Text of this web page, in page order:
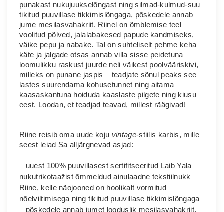
punakast nukujuukselõngast ning silmad-kulmud-suu
tikitud puuvillase tikkimislõngaga, põskedele annab
jume mesilasvahakriit. Riinel on õmblemise teel
voolitud põlved, jalalabakesed papude kandmiseks,
väike pepu ja nabake. Tal on suhteliselt pehme keha –
käte ja jalgade otsas annab villa sisse peidetuna
loomulikku raskust juurde neli väikest poolvääriskivi,
milleks on punane jaspis – teadjate sõnul peaks see
lastes suurendama kohusetunnet ning aitama
kaasaskantuna hoiduda kaaslaste pilgete ning kiusu
eest. Loodan, et teadjad teavad, millest räägivad!
Riine reisib oma uude koju vintage-stiilis karbis, mille
seest leiad Sa alljärgnevad asjad:
– uuest 100% puuvillasest sertifitseeritud Laib Yala
nukutrikotaažist õmmeldud ainulaadne tekstiilnukk
Riine, kelle näojooned on hoolikalt vormitud
nõelviltimisega ning tikitud puuvillase tikkimislõngaga
– põskedele annab jumet looduslik mesilasvahakriit.